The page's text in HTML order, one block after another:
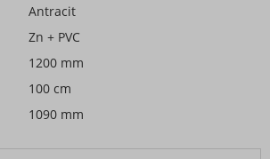
Antracit
Zn + PVC
1200 mm
100 cm
1090 mm